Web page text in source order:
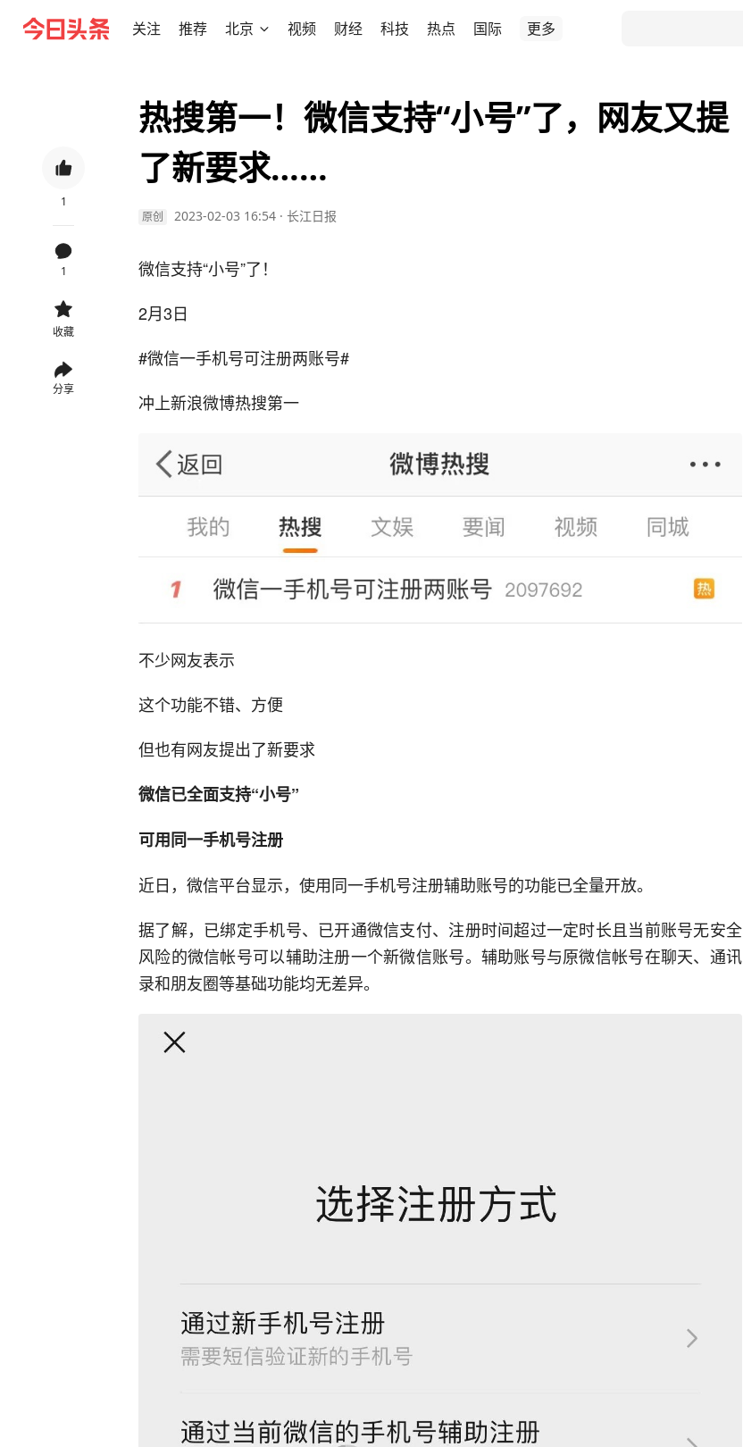
关注 推荐 北京 视频 财经 科技 热点 国际 更多
1
1
收藏
分享
热搜第一！微信支持“小号”了，网友又提
了新要求……
原创 2023-02-03 16:54 · 长江日报
微信支持“小号”了！
2月3日
#微信一手机号可注册两账号#
冲上新浪微博热搜第一
不少网友表示
这个功能不错、方便
但也有网友提出了新要求
微信已全面支持“小号”
可用同一手机号注册
近日，微信平台显示，使用同一手机号注册辅助账号的功能已全量开放。
据了解，已绑定手机号、已开通微信支付、注册时间超过一定时长且当前账号无安全
风险的微信帐号可以辅助注册一个新微信账号。辅助账号与原微信帐号在聊天、通讯
录和朋友圈等基础功能均无差异。